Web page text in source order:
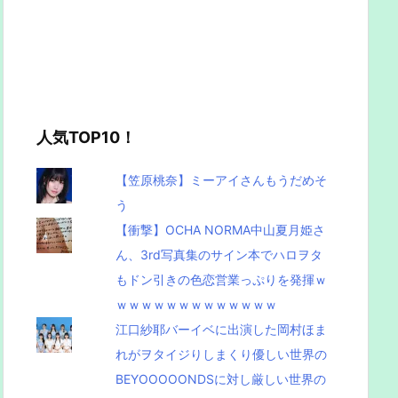
人気TOP10！
【笠原桃奈】ミーアイさんもうだめそ
う
【衝撃】OCHA NORMA中山夏月姫さ
ん、3rd写真集のサイン本でハロヲタ
もドン引きの色恋営業っぷりを発揮ｗ
ｗｗｗｗｗｗｗｗｗｗｗｗｗ
江口紗耶バーイベに出演した岡村ほま
れがヲタイジりしまくり優しい世界の
BEYOOOOONDSに対し厳しい世界の